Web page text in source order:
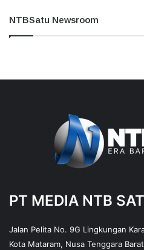
NTBSatu Newsroom
PT MEDIA NTB
Jalan Pelita No. 9G Lingkungan
Kota Mataram, Nusa Tenggara